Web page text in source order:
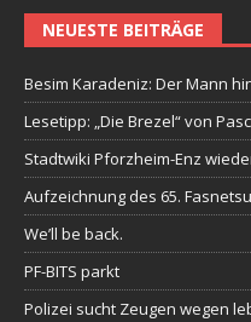
NEUESTE BEITRÄGE
Besim Karadeniz: Der Mann
Lesetipp: „Die Brezel“ von
Stadtwiki Pforzheim-Enz
Aufzeichnung des 65.
We’ll be back.
PF-BITS parkt
Polizei sucht Zeugen wegen